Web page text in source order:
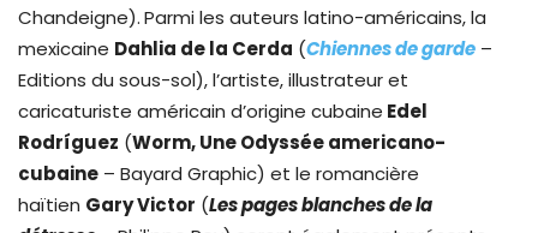
Chandeigne).Parmi les auteurs latino-américains, la
mexicaine Dahlia de la Cerda (Chiennes de garde –
Editions du sous-sol), l’artiste, illustrateur et
caricaturiste américain d’origine cubaine Edel
Rodríguez (Worm, Une Odyssée americano-
cubaine – Bayard Graphic) et le romancière
haïtien Gary Victor (Les pages blanches de la